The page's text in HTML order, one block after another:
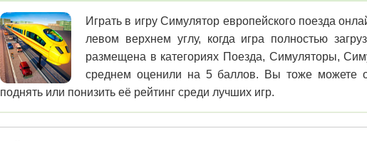
Играть в игру Симулятор европейского поезда
левом верхнем углу, когда игра полностью
размещена в категориях Поезда, Симуляторы,
среднем оценили на 5 баллов. Вы тоже можете
поднять или понизить её рейтинг среди лучших игр.